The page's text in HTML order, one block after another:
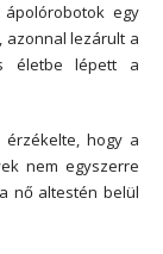
egy
azonnal lezárult a
életbe lépett a
hogy a
nem egyszerre
nő altestén belül